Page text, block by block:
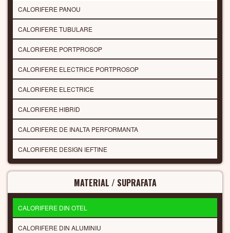
CALORIFERE PANOU
CALORIFERE TUBULARE
CALORIFERE PORTPROSOP
CALORIFERE ELECTRICE PORTPROSOP
CALORIFERE ELECTRICE
CALORIFERE HIBRID
CALORIFERE DE INALTA PERFORMANTA
CALORIFERE DESIGN IEFTINE
MATERIAL / SUPRAFATA
CALORIFERE DIN OTEL
CALORIFERE DIN ALUMINIU